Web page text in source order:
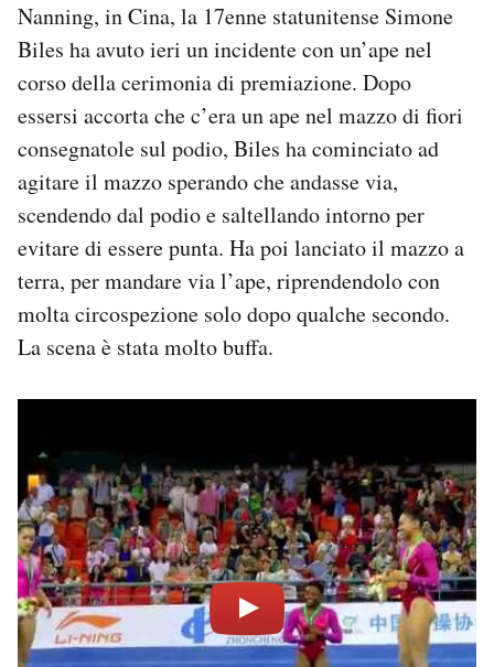
CALENDARIO
AREA PERSONALE
Area Personale
Newsletter
Notifiche mobile
Regala il Post
Hai bisogno di aiuto?
Nanning, in Cina, la 17enne statunitense Simone
Biles ha avuto ieri un incidente con un’ape nel
corso della cerimonia di premiazione. Dopo
essersi accorta che c’era un ape nel mazzo di fiori
consegnatole sul podio, Biles ha cominciato ad
agitare il mazzo sperando che andasse via,
scendendo dal podio e saltellando intorno per
evitare di essere punta. Ha poi lanciato il mazzo a
terra, per mandare via l’ape, riprendendolo con
molta circospezione solo dopo qualche secondo.
La scena è stata molto buffa.